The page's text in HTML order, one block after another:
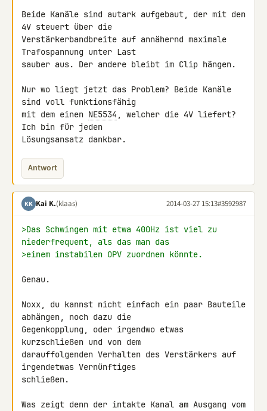
Beide Kanäle sind autark aufgebaut, der mit den
4V steuert über die
Verstärkerbandbreite auf annähernd maximale
Trafospannung unter Last
sauber aus. Der andere bleibt im Clip hängen.
Nur wo liegt jetzt das Problem? Beide Kanäle
sind voll funktionsfähig
mit dem einen NE5534 , welcher die 4V liefert?
Ich bin für jeden
Lösungsansatz dankbar.
Antwort
KK Kai K.(klaas) 2014-03-27 15:13#3592987
>Das Schwingen mit etwa 400Hz ist viel zu
niederfrequent, als das man das
>einem instabilen OPV zuordnen könnte.
Genau.
Noxx, du kannst nicht einfach ein paar Bauteile
abhängen, noch dazu die
Gegenkopplung, oder irgendwo etwas
kurzschließen und von dem
darauffolgenden Verhalten des Verstärkers auf
irgendetwas Vernünftiges
schließen.